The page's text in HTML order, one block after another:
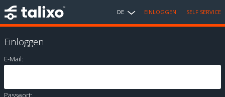
DE EINLOGGEN SELF SERVICE
Einloggen
E-Mail:
Passwort: